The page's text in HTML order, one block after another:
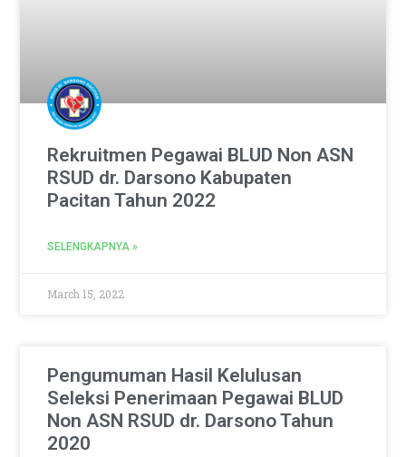
Rekruitmen Pegawai BLUD Non ASN
RSUD dr. Darsono Kabupaten
Pacitan Tahun 2022
SELENGKAPNYA »
March 15, 2022
Pengumuman Hasil Kelulusan
Seleksi Penerimaan Pegawai BLUD
Non ASN RSUD dr. Darsono Tahun
2020